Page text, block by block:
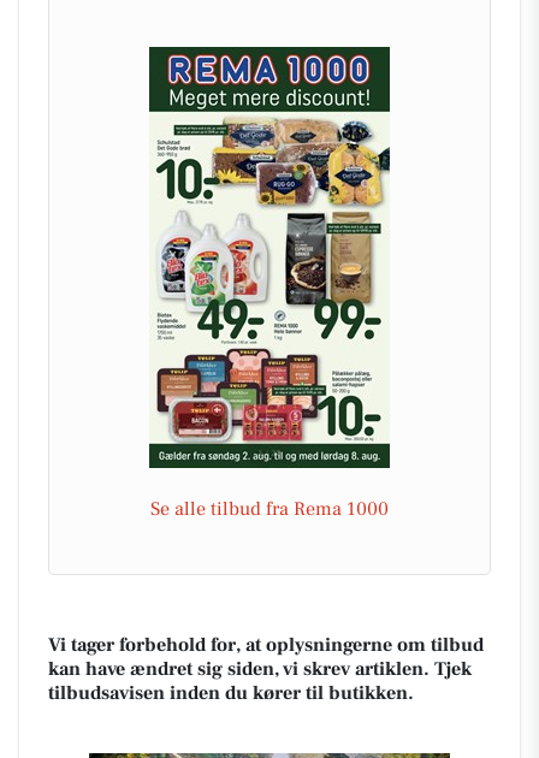
Se alle tilbud fra Rema 1000
Vi tager forbehold for, at oplysningerne om tilbud
kan have ændret sig siden, vi skrev artiklen. Tjek
tilbudsavisen inden du kører til butikken.